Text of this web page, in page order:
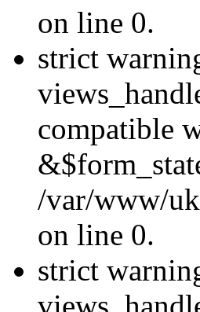
on line 0.
strict
compatible
/var/www/
on line 0.
strict